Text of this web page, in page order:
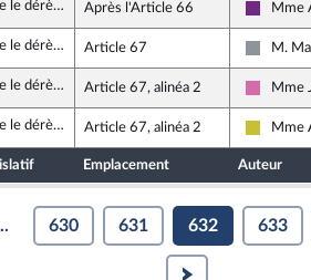
Lutte contre le dérèglement climatique Après l'Article 66
La
Mme
Lutte contre le dérèglement climatique Article 67
Non
M.
Lutte contre le dérèglement climatique Article 67, alinéa 2 Mme
Lutte contre le dérèglement climatique Article 67, alinéa 2
Agir
Mme
Emplacement Auteur
630 631 632 633